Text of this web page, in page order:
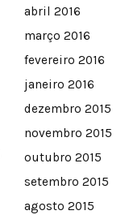
abril 2016
março 2016
fevereiro 2016
janeiro 2016
dezembro 2015
novembro 2015
outubro 2015
setembro 2015
agosto 2015